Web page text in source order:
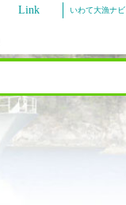
Link いわて大漁ナビ